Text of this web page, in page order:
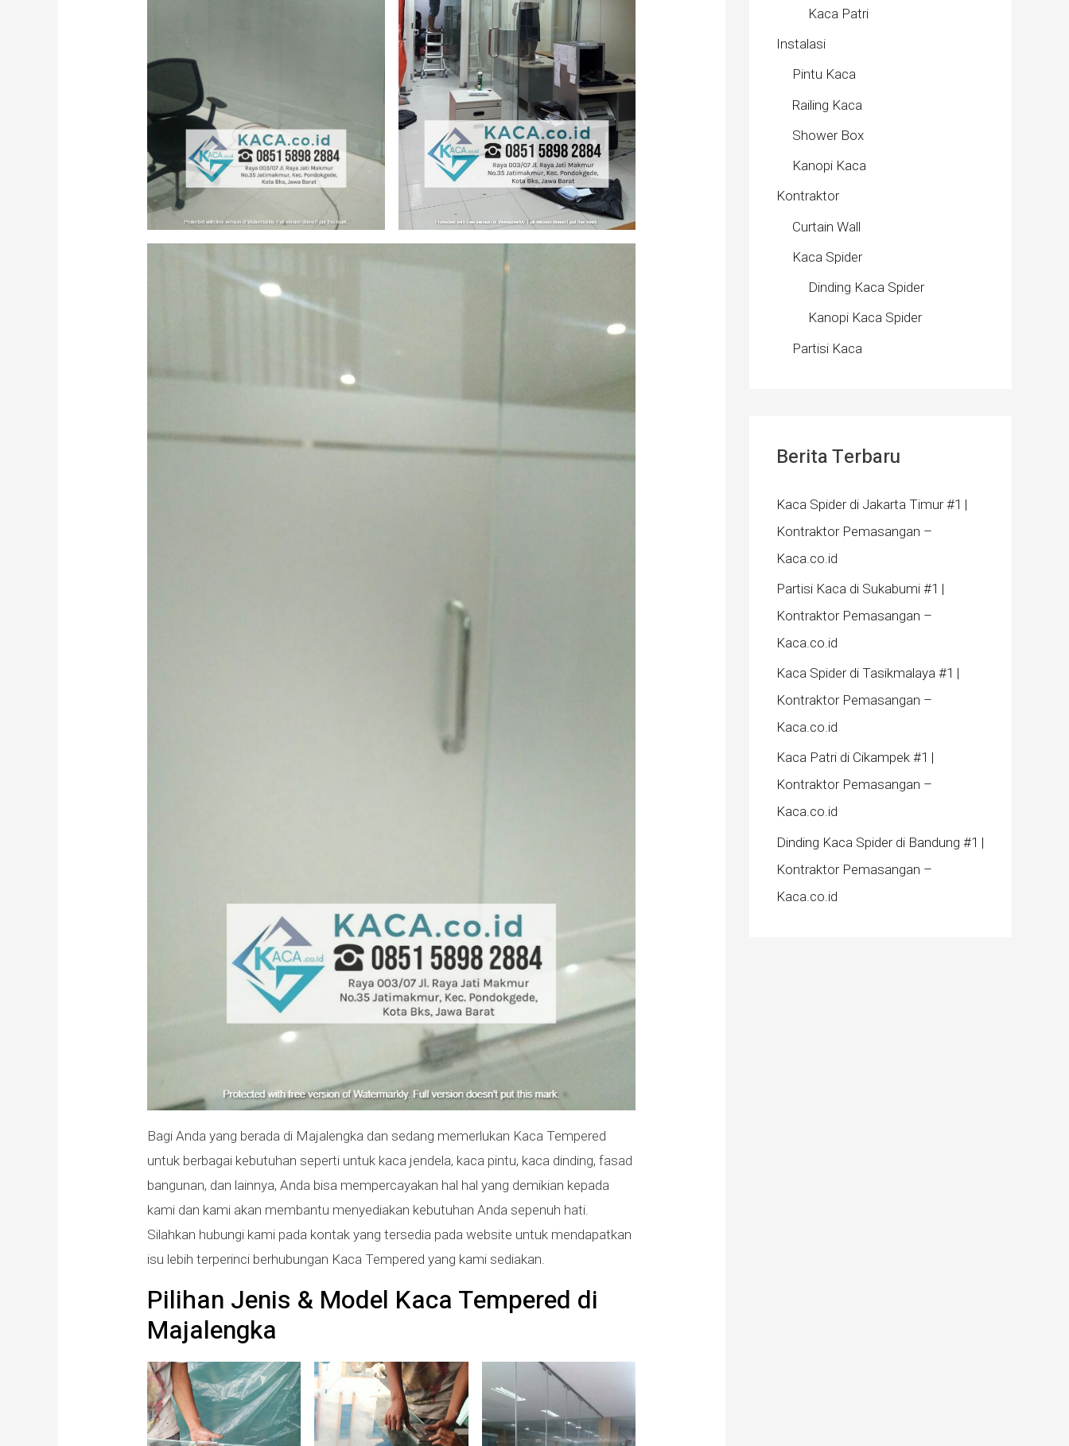
Bagi Anda yang berada di Majalengka dan sedang memerlukan Kaca Tempered
untuk berbagai kebutuhan seperti untuk kaca jendela, kaca pintu, kaca dinding, fasad
bangunan, dan lainnya, Anda bisa mempercayakan hal hal yang demikian kepada
kami dan kami akan membantu menyediakan kebutuhan Anda sepenuh hati.
Silahkan hubungi kami pada kontak yang tersedia pada website untuk mendapatkan
isu lebih terperinci berhubungan Kaca Tempered yang kami sediakan.
Pilihan Jenis & Model Kaca Tempered di
Majalengka
Kaca Patri
Instalasi
Pintu Kaca
Railing Kaca
Shower Box
Kanopi Kaca
Kontraktor
Curtain Wall
Kaca Spider
Dinding Kaca Spider
Kanopi Kaca Spider
Partisi Kaca
Berita Terbaru
Kaca Spider di Jakarta Timur #1 |
Kontraktor Pemasangan –
Kaca.co.id
Partisi Kaca di Sukabumi #1 |
Kontraktor Pemasangan –
Kaca.co.id
Kaca Spider di Tasikmalaya #1 |
Kontraktor Pemasangan –
Kaca.co.id
Kaca Patri di Cikampek #1 |
Kontraktor Pemasangan –
Kaca.co.id
Dinding Kaca Spider di Bandung #1 |
Kontraktor Pemasangan –
Kaca.co.id